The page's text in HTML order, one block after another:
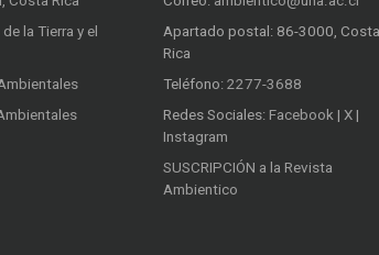
la Tierra y el
Apartado postal: 86-3000, Costa
Rica
Teléfono: 2277-3688
Redes Sociales: Facebook | X |
Instagram
SUSCRIPCIÓN a la Revista
Ambientico